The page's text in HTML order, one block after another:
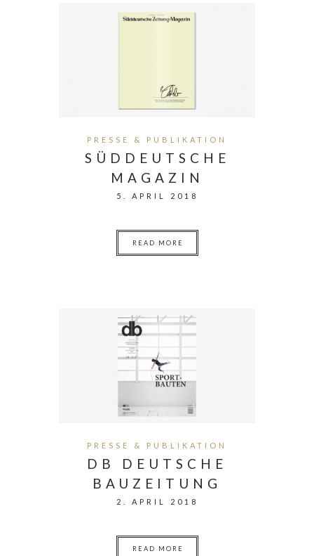
PRESSE & PUBLIKATION
SÜDDEUTSCHE
MAGAZIN
5. APRIL 2018
READ MORE
PRESSE & PUBLIKATION
DB DEUTSCHE
BAUZEITUNG
2. APRIL 2018
READ MORE